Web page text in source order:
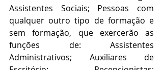
Assistentes Sociais; Pessoas com
qualquer outro tipo de formação e
sem formação, que exercerão as
funções de: Assistentes
Administrativos; Auxiliares de